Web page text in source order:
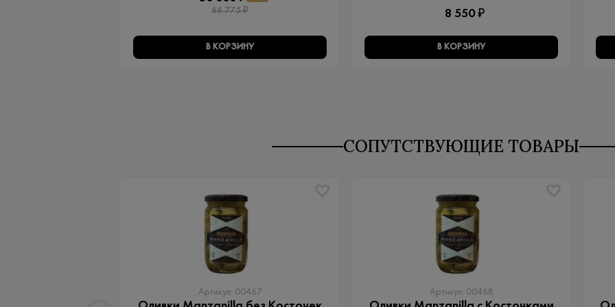
66 775 ₽
В КОРЗИНУ
8 550 ₽
В КОРЗИНУ
СОПУТСТВУЮЩИЕ ТОВАРЫ
Артикул: 00467 Артикул: 00468